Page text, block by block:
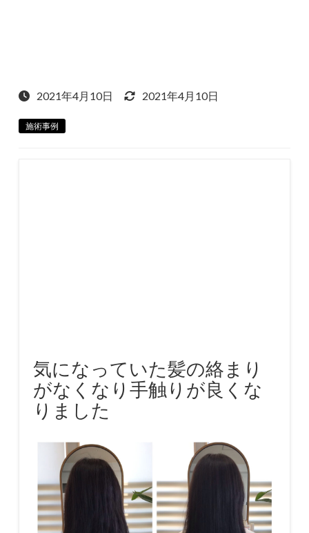
2021年4月10日 2021年4月10日
施術事例
気になっていた髪の絡まり
がなくなり手触りが良くな
りました